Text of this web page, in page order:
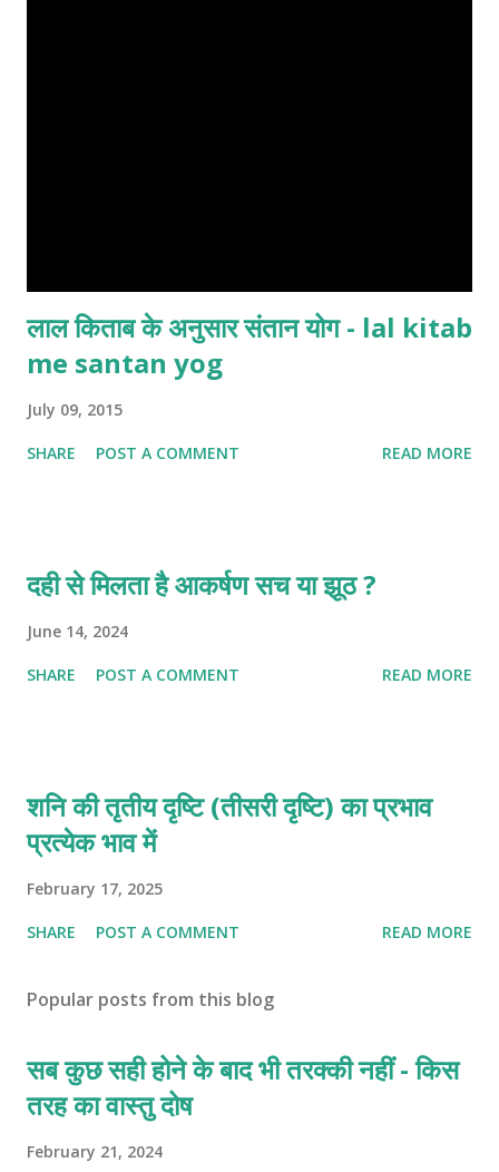
लाल किताब के अनुसार संतान योग - lal kitab
me santan yog
July 09, 2015
SHARE POST A COMMENT READ MORE
दही से मिलता है आकर्षण सच या झूठ ?
June 14, 2024
SHARE POST A COMMENT READ MORE
शनि की तृतीय दृष्टि (तीसरी दृष्टि) का प्रभाव
प्रत्येक भाव में
February 17, 2025
SHARE POST A COMMENT READ MORE
Popular posts from this blog
सब कुछ सही होने के बाद भी तरक्की नहीं - किस
तरह का वास्तु दोष
February 21, 2024